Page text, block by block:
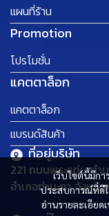
เว็บไซต์นี้มีก
ประสบการณ์ที่ดีใ
อ่านรายละเอียด
แผนที่ร้าน
Promotion
โปรโมชั่น
แคตตาล็อก
แคตตาล็อก
แบรนด์สินค้า
ที่อยู่บริษัท
221 ถนนพระแท่น ตำ
อำเภอท่ามะกา จังหวั